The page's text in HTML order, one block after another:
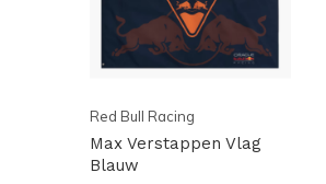
Red Bull Racing
Max Verstappen Vlag
Blauw